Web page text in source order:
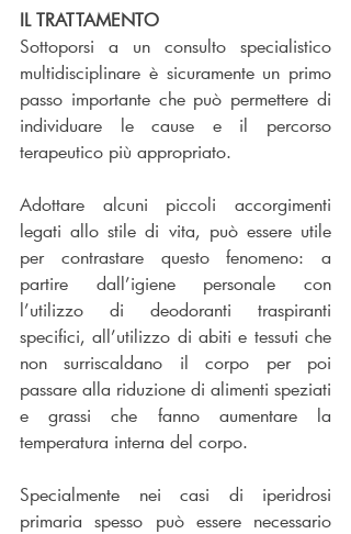
IL TRATTAMENTO
Sottoporsi a un consulto specialistico
multidisciplinare è sicuramente un primo
passo importante che può permettere di
individuare le cause e il percorso
terapeutico più appropriato.
Adottare alcuni piccoli accorgimenti
legati allo stile di vita, può essere utile
per contrastare questo fenomeno: a
partire dall’igiene personale con
l’utilizzo di deodoranti traspiranti
specifici, all’utilizzo di abiti e tessuti che
non surriscaldano il corpo per poi
passare alla riduzione di alimenti speziati
e grassi che fanno aumentare la
temperatura interna del corpo.
Specialmente nei casi di iperidrosi
primaria spesso può essere necessario